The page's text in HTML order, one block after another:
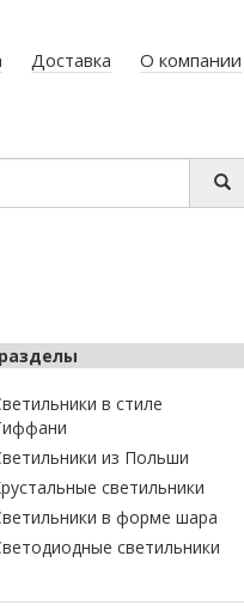
Доставка О компании
в стиле
из Польши
светильники
в форме шара
светильники